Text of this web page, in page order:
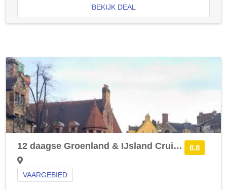
BEKIJK DEAL
8.8
12 daagse Groenland & IJsland Cruise met de Norwegian Prima vanuit Southampton langs Verenigd Koninkrijk, België en Nederland
VAARGEBIED